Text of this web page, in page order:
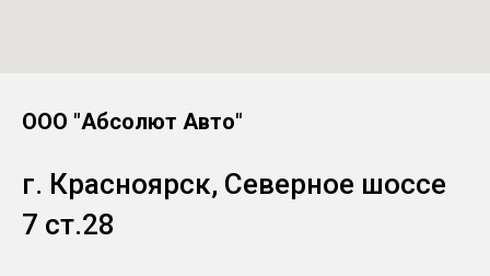
ООО "Абсолют Авто"
г. Красноярск, Северное шоссе
7 ст.28